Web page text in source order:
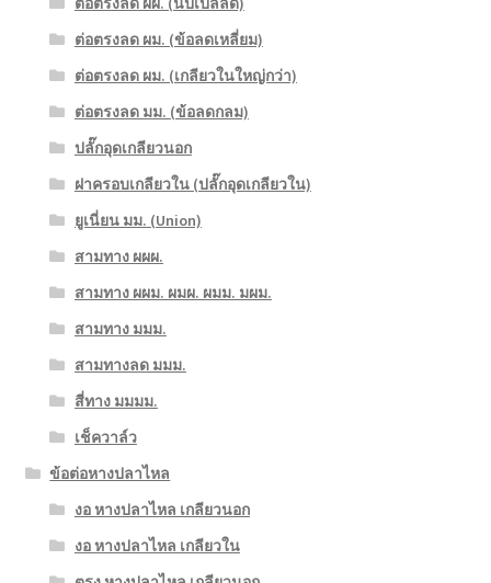
ต่อตรงลด ผม. (ข้อลดเหลี่ยม)
ต่อตรงลด ผม. (เกลียวในใหญ่กว่า)
ต่อตรงลด มม. (ข้อลดกลม)
ปลั๊กอุดเกลียวนอก
ฝาครอบเกลียวใน (ปลั๊กอุดเกลียวใน)
ยูเนี่ยน มม. (Union)
สามทาง ผผผ.
สามทาง ผผม. ผมผ. ผมม. มผม.
สามทาง มมม.
สามทางลด มมม.
สี่ทาง มมมม.
เช็ควาล์ว
ข้อต่อหางปลาไหล
งอ หางปลาไหล เกลียวนอก
งอ หางปลาไหล เกลียวใน